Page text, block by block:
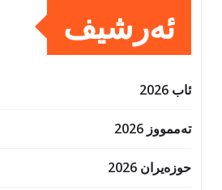
ئەرشیف
ئاب 2026
تەممووز 2026
حوزه‌یران 2026